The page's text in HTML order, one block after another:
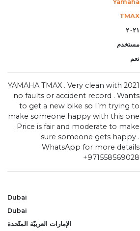
Yamaha
TMAX
٢٠٢١
مستخدم
نعم
2021 YAMAHA TMAX . Very clean with
no faults or accident record . Wants
to get a new bike so I’m trying to
make someone happy with this one
. Price is fair and moderate to make
sure someone gets happy .
WhatsApp for more details
+971558569028
Dubai
Dubai
الإمارات العربيّة المتّحدة